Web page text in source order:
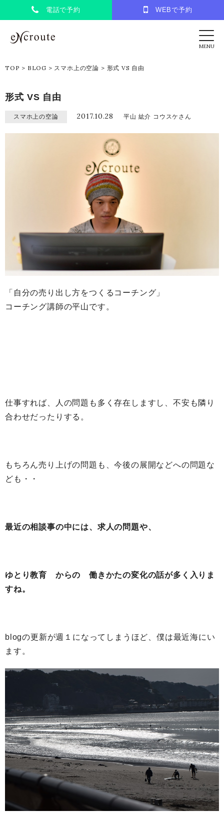
電話で予約 WEBで予約
eNcroute｜葛西・江戸川区の美容室 アンク
MENU
TOP > BLOG > スマホ上の空論 > 形式 VS 自由
形式 VS 自由
スマホ上の空論 2017.10.28 平山 紘介 コウスケさん
「自分の売り出し方をつくるコーチング」
コーチング講師の平山です。
仕事すれば、人の問題も多く存在しますし、不安も隣り
合わせだったりする。
もちろん売り上げの問題も、今後の展開などへの問題な
ども・・
最近の相談事の中には、求人の問題や、
ゆとり教育 からの 働きかたの変化の話が多く入りま
すね。
blogの更新が週１になってしまうほど、僕は最近海にい
ます。